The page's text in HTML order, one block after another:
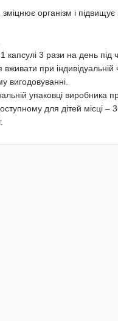
організм і підвищує
капсулі 3 рази на день під
при індивідуальній
вигодовуванні.
упаковці
для дітей місці –